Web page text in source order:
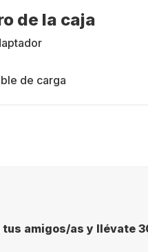
de la caja
de carga
tus amigos/as y llévate